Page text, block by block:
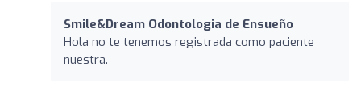
Smile&Dream Odontologia de Ensueño
Hola no te tenemos registrada como paciente
nuestra.